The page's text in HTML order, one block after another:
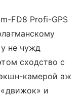
FD8 Profi-GPS
не чужд
сходство с
камерой аж
и